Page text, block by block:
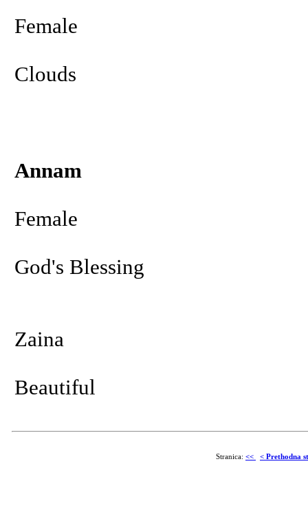
Female
Clouds
Annam
Female
God's Blessing
Zaina
Beautiful
Stranica: << < Prethodna